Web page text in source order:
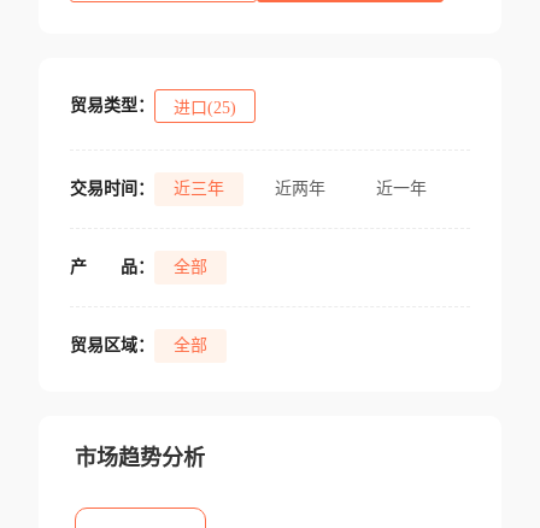
贸易类型： 进口(25)
交易时间： 近三年 近两年 近一年
产 品： 全部
贸易区域： 全部
市场趋势分析